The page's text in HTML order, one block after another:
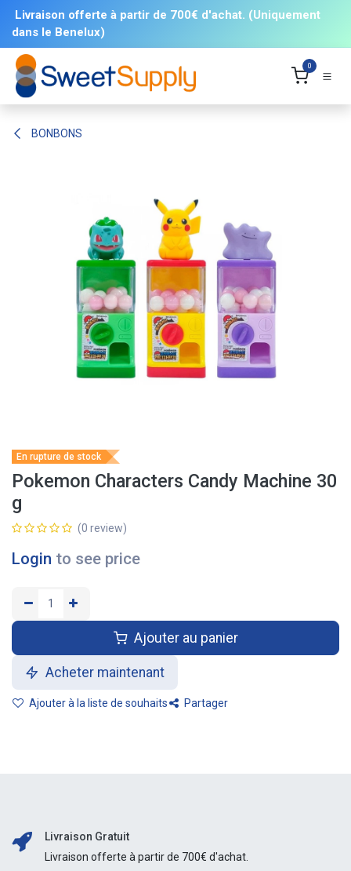
Livraison offerte à partir de 700€ d'achat. (Uniquement
dans le Benelux)
0
BONBONS
En rupture de stock
Pokemon Characters Candy Machine 30
g
(0 review)
Login to see price
Ajouter au panier
Acheter maintenant
Ajouter à la liste de souhaits Partager
Livraison Gratuit
Livraison offerte à partir de 700€ d'achat.